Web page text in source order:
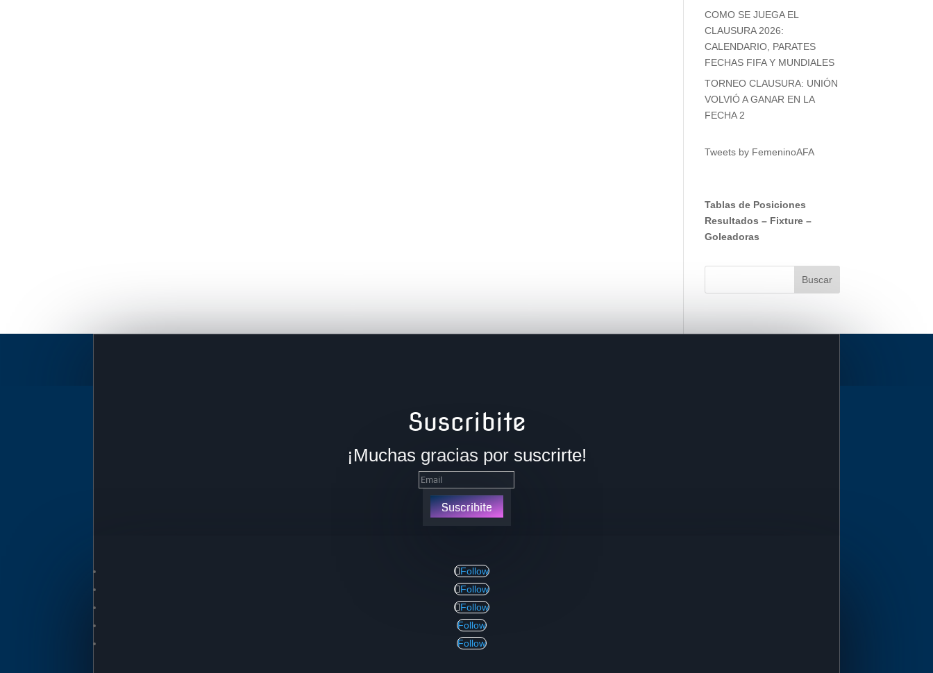
COMO SE JUEGA EL
CLAUSURA 2026:
CALENDARIO, PARATES
FECHAS FIFA Y MUNDIALES
TORNEO CLAUSURA: UNIÓN
VOLVIÓ A GANAR EN LA
FECHA 2
Tweets by FemeninoAFA
Tablas de Posiciones
Resultados – Fixture –
Goleadoras
Suscribite
¡Muchas gracias por suscrirte!
Suscribite
Follow
Follow
Follow
Follow
Follow